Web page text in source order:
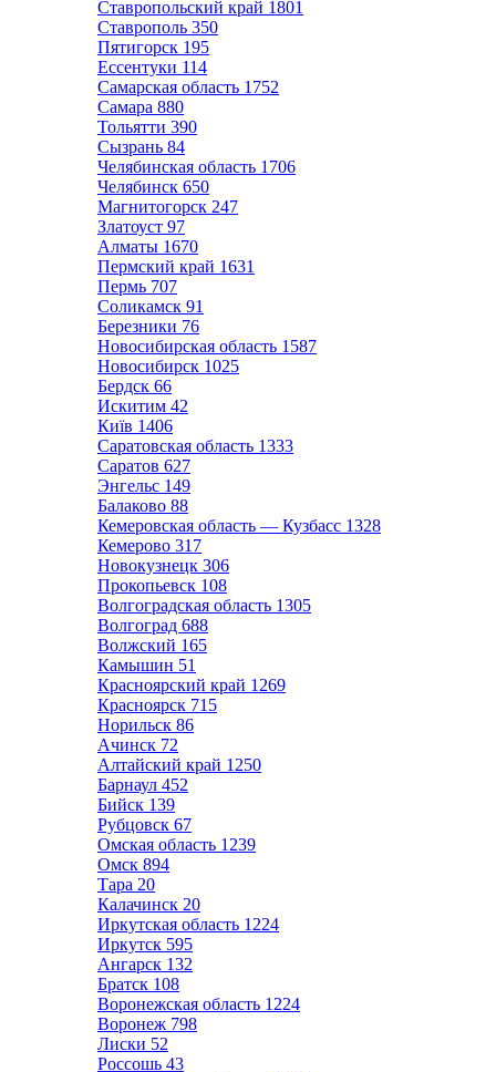
Ставропольский край 1801
Ставрополь 350
Пятигорск 195
Ессентуки 114
Самарская область 1752
Самара 880
Тольятти 390
Сызрань 84
Челябинская область 1706
Челябинск 650
Магнитогорск 247
Златоуст 97
Алматы 1670
Пермский край 1631
Пермь 707
Соликамск 91
Березники 76
Новосибирская область 1587
Новосибирск 1025
Бердск 66
Искитим 42
Київ 1406
Саратовская область 1333
Саратов 627
Энгельс 149
Балаково 88
Кемеровская область — Кузбасс 1328
Кемерово 317
Новокузнецк 306
Прокопьевск 108
Волгоградская область 1305
Волгоград 688
Волжский 165
Камышин 51
Красноярский край 1269
Красноярск 715
Норильск 86
Ачинск 72
Алтайский край 1250
Барнаул 452
Бийск 139
Рубцовск 67
Омская область 1239
Омск 894
Тара 20
Калачинск 20
Иркутская область 1224
Иркутск 595
Ангарск 132
Братск 108
Воронежская область 1224
Воронеж 798
Лиски 52
Россошь 43